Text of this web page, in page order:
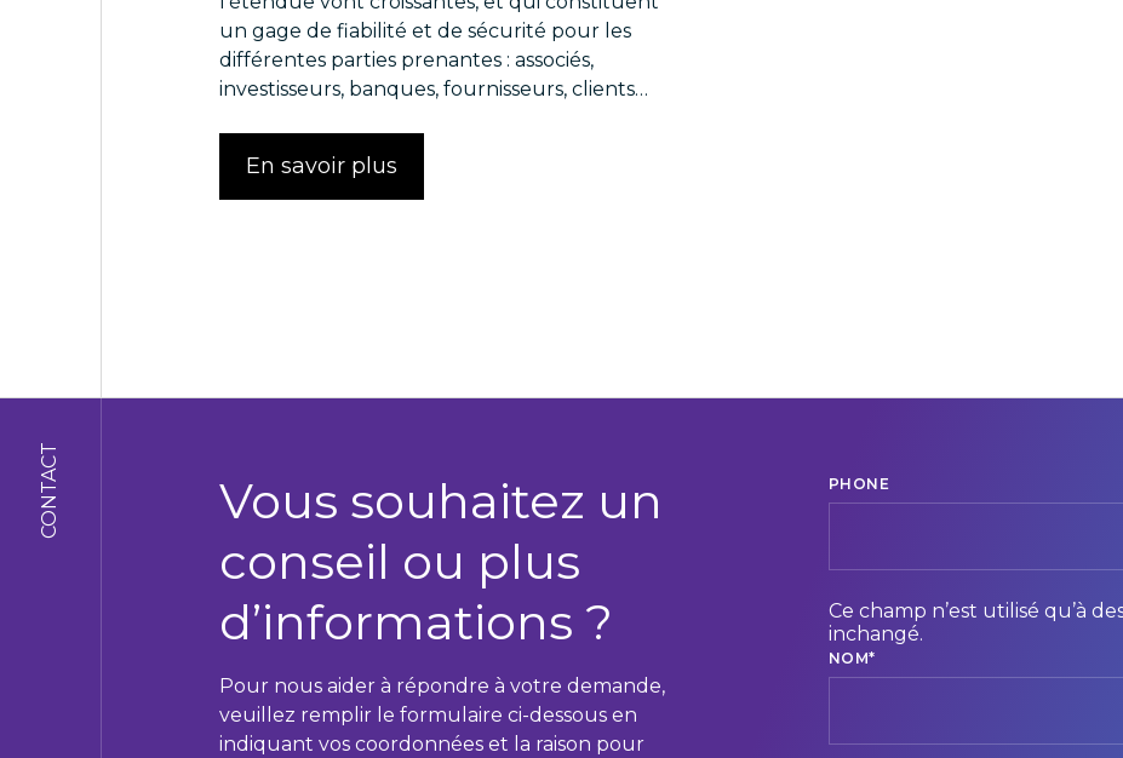
un gage de fiabilité et de sécurité pour les
différentes parties prenantes : associés,
investisseurs, banques, fournisseurs, clients…
En savoir plus
CONTACT
Vous souhaitez un
conseil ou plus
d’informations ?
Pour nous aider à répondre à votre demande,
veuillez remplir le formulaire ci-dessous en
indiquant vos coordonnées et la raison pour
PHONE
Ce champ n’est utilisé qu’à
inchangé.
NOM*